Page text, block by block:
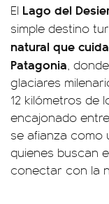
El Lago del
simple destino
natural que
Patagonia,
glaciares
12 kilómetros de
encajonado
se afianza como
quienes buscan
conectar con la